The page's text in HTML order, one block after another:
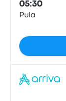
05:30
Pula